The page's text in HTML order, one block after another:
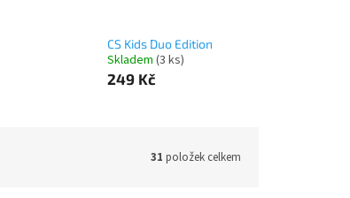
CS Kids Duo Edition
Skladem (3 ks)
249 Kč
31 položek celkem